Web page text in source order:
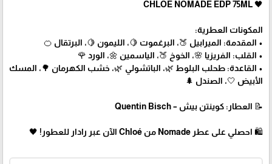
🖤 CHLOE NOMADE EDP 75ML
المكونات العطرية:
• المقدمة: الميرابيل 🍑، البرغموت 🍋، الليمون 🍋، البرتقال 🍊
• القلب: الفريزيا 🌸، الخوخ 🍑، الياسمين 🌼، الورد 🌹
• القاعدة: طحلب البلوط 🌿، الباتشولي 🌿، خشب الكهرمان 🌳، المسك
الأبيض 🤍، الصندل 🌲
📝 العطار: كوينتن بيش – Quentin Bisch
🛍 احصلي على عطر Nomade من Chloé الآن عبر رادار للعطور! 🖤